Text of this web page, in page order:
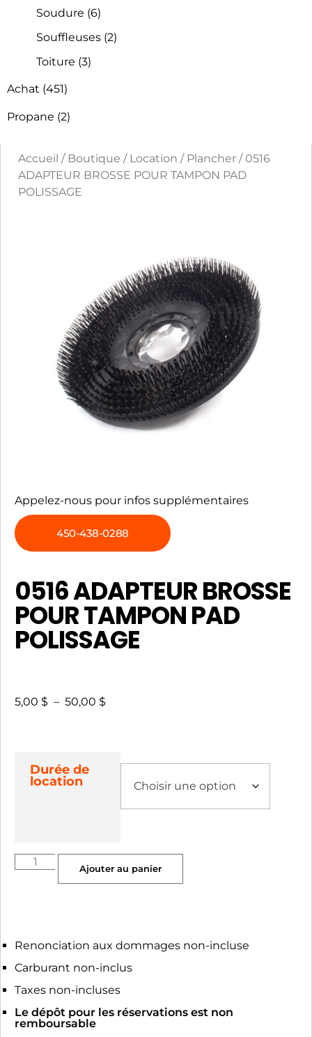
Soudure (6)
Souffleuses (2)
Toiture (3)
Achat (451)
Propane (2)
Accueil / Boutique / Location / Plancher / 0516
ADAPTEUR BROSSE POUR TAMPON PAD
POLISSAGE
Appelez-nous pour infos supplémentaires
450-438-0288
0516 ADAPTEUR BROSSE
POUR TAMPON PAD
POLISSAGE
5,00 $ – 50,00 $
Durée de
location
Ajouter au panier
Renonciation aux dommages non-incluse
Carburant non-inclus
Taxes non-incluses
Le dépôt pour les réservations est non
remboursable